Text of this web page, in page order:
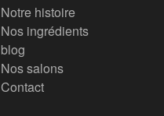
Notre histoire
Nos ingrédients
blog
Nos salons
Contact